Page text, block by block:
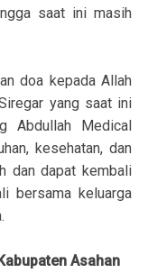
saat ini masih
doa kepada Allah
yang saat ini
Abdullah Medical
kesehatan, dan
dan dapat kembali
bersama keluarga
Asahan